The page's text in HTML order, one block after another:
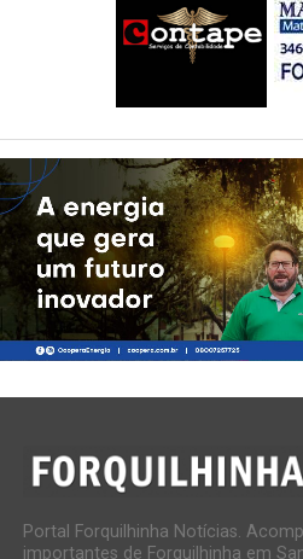
Portal Forquilhinha Notícias.
importantes de Forquilhinha em